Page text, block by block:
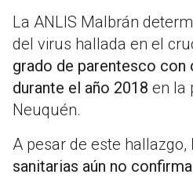
La ANLIS Malbrán
del virus hallada en el
grado de parentesco con
durante el año 2018 en la
Neuquén.
A pesar de este hallazgo,
sanitarias aún no